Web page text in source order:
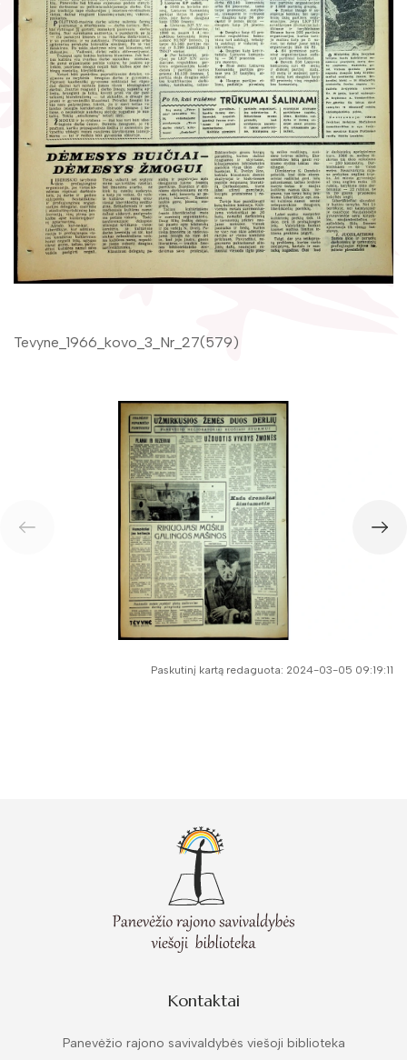
Gaunami periodiniai leidiniai
Tarpbibliotekinis abonementas
Knygomatai
Internetas
Klubai
Literatų klubas „Polėkis“
Interaktyvi kelionė
Gabrielės Petkevičaitės-Bitės literatūrinė
premija
Bibliotekos 70-metis
Virtuali biblioteka
Tevyne_1966_kovo_3_Nr_27(579)
Paskutinį kartą redaguota: 2024-03-05 09:19:11
Kontaktai
Panevėžio rajono savivaldybės viešoji biblioteka